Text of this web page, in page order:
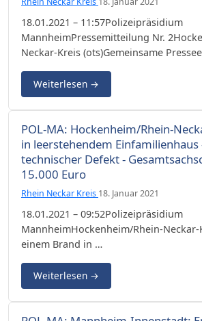
18.01.2021 – 11:57Polizeipräsidium
MannheimPressemitteilung Nr.
Neckar-Kreis (ots)Gemeinsame
Weiterlesen →
POL-MA: Hockenheim/Rhein-
in leerstehendem Einfamilienhaus
technischer Defekt -
15.000 Euro
Rhein Neckar Kreis 18. Januar 2021
18.01.2021 – 09:52Polizeipräsidium
MannheimHockenheim/Rhein-Neckar-
einem Brand in …
Weiterlesen →